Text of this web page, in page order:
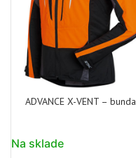
ADVANCE X-VENT – bunda
Na sklade